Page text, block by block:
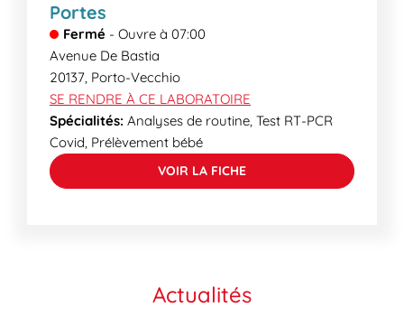
Portes
Fermé - Ouvre à 07:00
Avenue De Bastia
20137, Porto-Vecchio
SE RENDRE À CE LABORATOIRE
Spécialités: Analyses de routine, Test RT-PCR
Covid, Prélèvement bébé
VOIR LA FICHE
Actualités